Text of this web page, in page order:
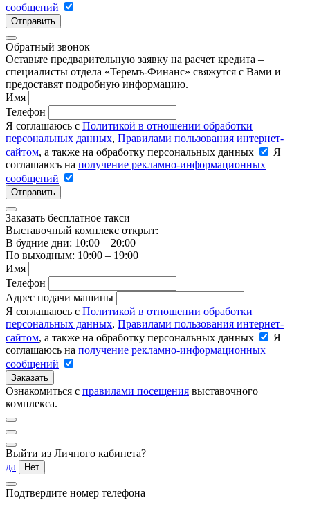
сообщений
Отправить
Обратный звонок
Оставьте предварительную заявку на расчет кредита –
специалисты отдела «Теремъ-Финанс» свяжутся с Вами и
предоставят подробную информацию.
Имя
Телефон
Я соглашаюсь с Политикой в отношении обработки
персональных данных, Правилами пользования интернет-
сайтом, а также на обработку персональных данных
Я
соглашаюсь на получение рекламно-информационных
сообщений
Отправить
Заказать бесплатное такси
Выставочный комплекс открыт:
В будние дни: 10:00 – 20:00
По выходным: 10:00 – 19:00
Имя
Телефон
Адрес подачи машины
Я соглашаюсь с Политикой в отношении обработки
персональных данных, Правилами пользования интернет-
сайтом, а также на обработку персональных данных
Я
соглашаюсь на получение рекламно-информационных
сообщений
Заказать
Ознакомиться с правилами посещения выставочного
комплекса.
Выйти из Личного кабинета?
да
Нет
Подтвердите номер телефона